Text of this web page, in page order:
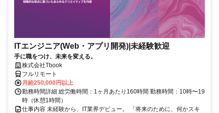
ITエンジニア(Web・アプリ開発)|未経験歓迎
手に職をつけ、未来を変える。
株式会社Tbook
フルリモート
月給250,000円以上
勤務時間詳細 総労働時間：1ヶ月あたり160時間 勤務時間：10時〜19
時（休憩1時間）
仕事内容 未経験から、IT業界デビュー。 「将来のために、何かスキ